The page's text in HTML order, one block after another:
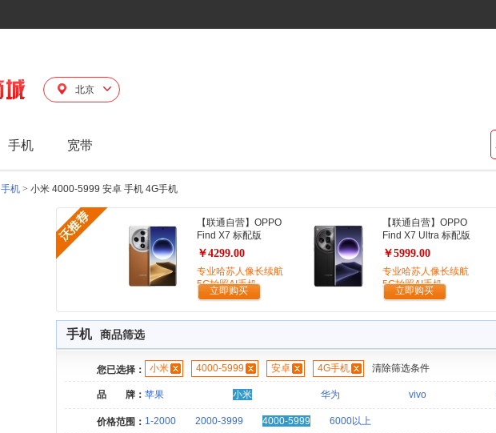
北京
手机 宽带
手机 > 小米 4000-5999 安卓 手机 4G手机
【联通自营】OPPO
Find X7 标配版
￥4299.00
专业哈苏人像长续航
5G拍照AI手机
立即购买
【联通自营】OPPO
Find X7 Ultra 标配版
￥5999.00
专业哈苏人像长续航
5G拍照AI手机
立即购买
手机 商品筛选
您已选择： 小米 4000-5999 安卓 4G手机 清除筛选条件
品 牌： 苹果 小米 华为 vivo
价格范围： 1-2000 2000-3999 4000-5999 6000以上